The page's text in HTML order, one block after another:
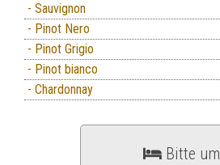
- Sauvignon
- Pinot Nero
- Pinot Grigio
- Pinot bianco
- Chardonnay
Bitte um